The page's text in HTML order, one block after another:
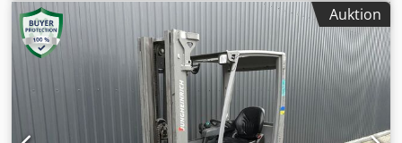
totrinsproces bliver træet adskilt for viderebearbejdning.
Det er også muligt at tilsætte de adskilte træemner styret i
en løbende proces. Dkjdpfsg Rxhgox Apwer Indskyderen er
mekanisk konstrueret, så selv buede emner indføres
sikkert. Desuden kan den tilpasses træets diameter, så kun
ét stykke transporteres videre, hvilket forhindrer driftsstop
i den efterfølgende proces.
Auktion